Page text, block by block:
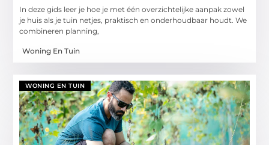
In deze gids leer je hoe je met één overzichtelijke aanpak zowel
je huis als je tuin netjes, praktisch en onderhoudbaar houdt. We
combineren planning,
Woning En Tuin
WONING EN TUIN